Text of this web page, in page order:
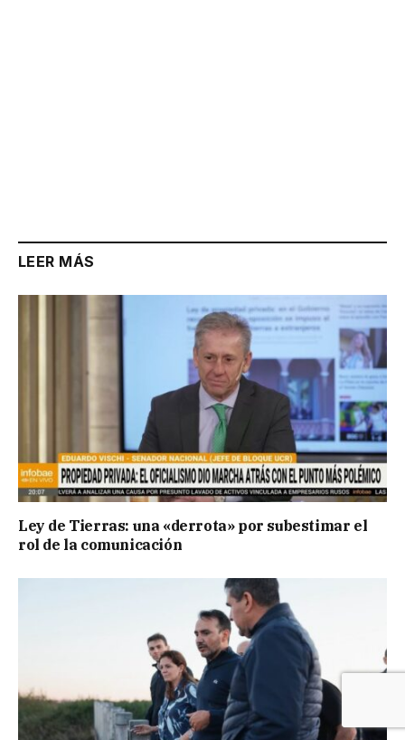
LEER MÁS
Ley de Tierras: una «derrota» por subestimar el
rol de la comunicación